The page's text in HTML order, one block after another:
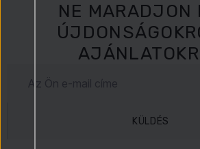
NE MARADJON
KÜLDÉS